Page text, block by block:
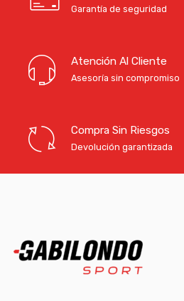
Garantía de seguridad
Atención Al Cliente
Asesoría sin compromiso
Compra Sin Riesgos
Devolución garantizada